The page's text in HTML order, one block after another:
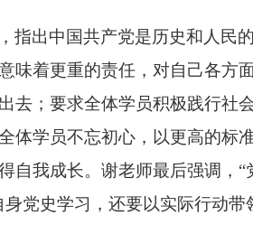
指出中国共产党是历史和人民
味着更重的责任，对自己各方
去；要求全体学员积极践行社
体学员不忘初心，以更高的标
自我成长。谢老师最后强调，
党史学习，还要以实际行动带